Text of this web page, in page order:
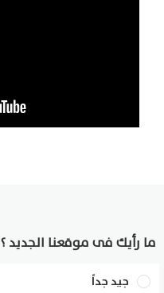
ما رأيك فى موقعنا الجديد ؟
جيد جداً